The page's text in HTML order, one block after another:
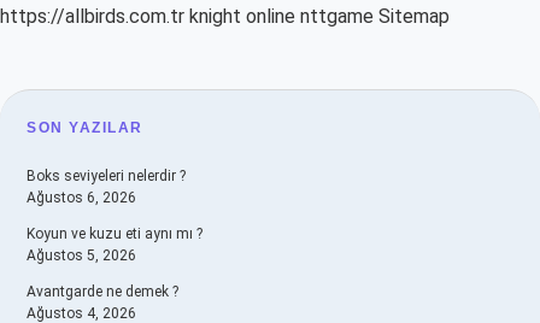
https://allbirds.com.tr knight online nttgame Sitemap
SIDEBAR
SON YAZILAR
Boks seviyeleri nelerdir ?
Ağustos 6, 2026
Koyun ve kuzu eti aynı mı ?
Ağustos 5, 2026
Avantgarde ne demek ?
Ağustos 4, 2026